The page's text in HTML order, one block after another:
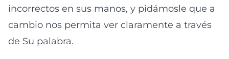
incorrectos en sus manos, y pidámosle que a
cambio nos permita ver claramente a través
de Su palabra.